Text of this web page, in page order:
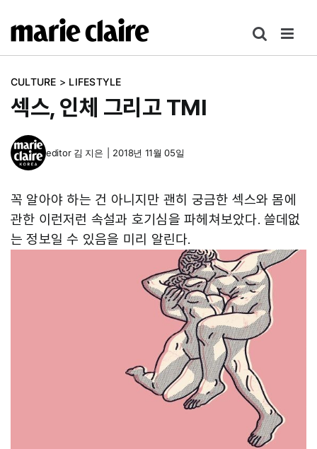
텐
건
너
CULTURE > LIFESTYLE
섹스, 인체 그리고 TMI
editor 김 지은 2018년 11월 05일
꼭 알아야 하는 건 아니지만 괜히 궁금한 섹스와 몸에
관한 이런저런 속설과 호기심을 파헤쳐보았다. 쓸데없
는 정보일 수 있음을 미리 알린다.